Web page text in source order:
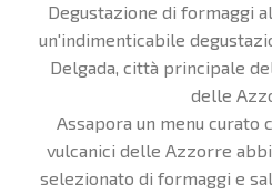
Degustazione di formaggi
un'indimenticabile
Delgada, città principale
delle
Assapora un menu curato
vulcanici delle Azzorre
selezionato di formaggi e